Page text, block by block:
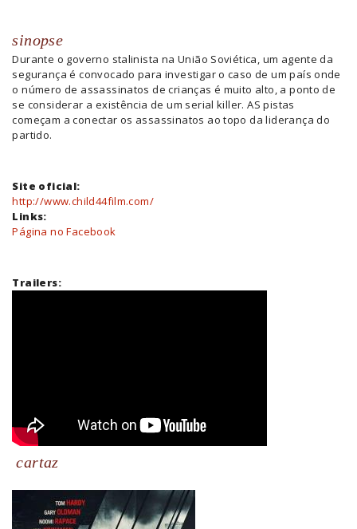
sinopse
Durante o governo stalinista na União Soviética, um agente da
segurança é convocado para investigar o caso de um país onde
o número de assassinatos de crianças é muito alto, a ponto de
se considerar a existência de um serial killer. AS pistas
começam a conectar os assassinatos ao topo da liderança do
partido.
Site oficial:
http://www.child44film.com/
Links:
Página no Facebook
Trailers:
cartaz